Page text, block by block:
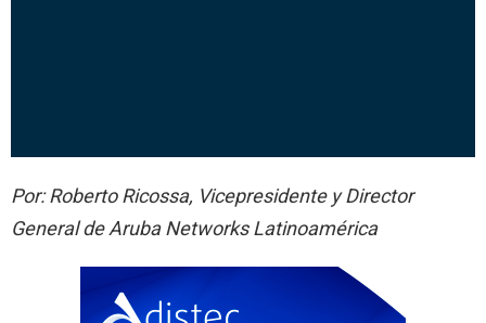
Por: Roberto Ricossa, Vicepresidente y Director
General de Aruba Networks Latinoamérica